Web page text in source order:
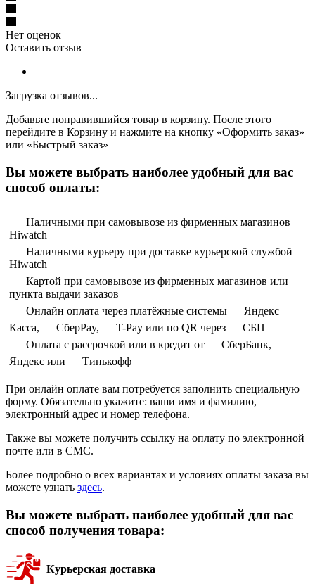
Нет оценок
Оставить отзыв
Загрузка отзывов...
Добавьте понравившийся товар в корзину. После этого
перейдите в Корзину и нажмите на кнопку «Оформить заказ»
или «Быстрый заказ»
Вы можете выбрать наиболее удобный для вас
способ оплаты:
Наличными при самовывозе из фирменных магазинов
Hiwatch
Наличными курьеру при доставке курьерской службой
Hiwatch
Картой при самовывозе из фирменных магазинов или
пункта выдачи заказов
Онлайн оплата через платёжные системы
Яндекс
Касса,
СберPay, T-Pay или по QR через
СБП
Оплата с рассрочкой или в кредит от
СберБанк,
Яндекс или
Тинькофф
При онлайн оплате вам потребуется заполнить специальную
форму. Обязательно укажите: ваши имя и фамилию,
электронный адрес и номер телефона.
Также вы можете получить ссылку на оплату по электронной
почте или в СМС.
Более подробно о всех вариантах и условиях оплаты заказа вы
можете узнать здесь.
Вы можете выбрать наиболее удобный для вас
способ получения товара:
Курьерская доставка